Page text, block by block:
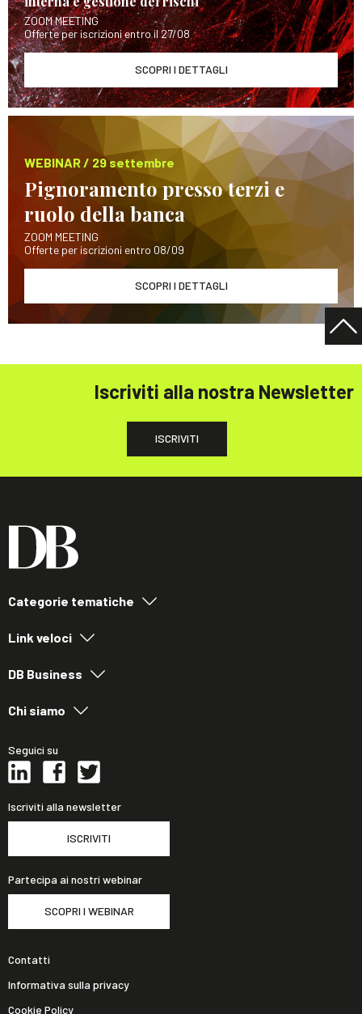
ZOOM MEETING
Offerte per iscrizioni entro il 27/08
SCOPRI I DETTAGLI
WEBINAR / 29 settembre
Pignoramento presso terzi e
ruolo della banca
ZOOM MEETING
Offerte per iscrizioni entro 08/09
SCOPRI I DETTAGLI
Iscriviti alla nostra Newsletter
ISCRIVITI
Categorie tematiche
Link veloci
DB Business
Chi siamo
Seguici su
Iscriviti alla newsletter
ISCRIVITI
Partecipa ai nostri webinar
SCOPRI I WEBINAR
Contatti
Informativa sulla privacy
Cookie Policy